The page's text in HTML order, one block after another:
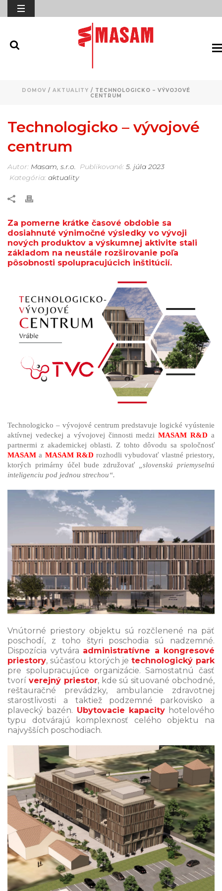
DOMOV / AKTUALITY / TECHNOLOGICKO – VÝVOJOVÉ
CENTRUM
Technologicko – vývojové
centrum
Autor: Masam, s.r.o. Publikované: 5. júla 2023
Kategória: aktuality
Za pomerne krátke časové obdobie sa
dosiahnuté výnimočné výsledky vo vývoji
nových produktov a výskumnej aktivite stali
základom na neustále rozširovanie poľa
pôsobnosti spolupracujúcich inštitúcií.
Technologicko – vývojové centrum predstavuje logické vyústenie
aktívnej vedeckej a vývojovej činnosti medziMASAM R&D a
partnermi z akademickej oblasti. Z tohto dôvodu sa spoločnosť
MASAMa MASAM R&D rozhodli vybudovať vlastné priestory,
ktorých primárny účel bude združovať
„slovenskú priemyselnú
inteligenciu pod jednou strechou“.
Vnútorné priestory objektu sú rozčlenené na päť
poschodí, z toho štyri poschodia sú nadzemné.
Dispozícia vytvára administratívne a kongresové
priestory, súčasťou ktorých jetechnologický park
pre spolupracujúce organizácie. Samostatnú časť
tvorí verejný priestor, kde sú situované obchodné,
reštauračné prevádzky, ambulancie zdravotnej
starostlivosti a taktiež podzemné parkovisko a
plavecký bazén. Ubytovacie kapacityhotelového
typu dotvárajú komplexnosť celého objektu na
najvyšších poschodiach.